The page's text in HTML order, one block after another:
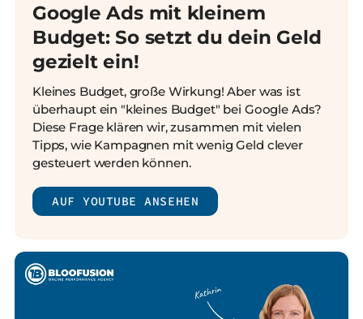
Google Ads mit kleinem
Budget: So setzt du dein Geld
gezielt ein!
Kleines Budget, große Wirkung! Aber was ist
überhaupt ein "kleines Budget" bei Google Ads?
Diese Frage klären wir, zusammen mit vielen
Tipps, wie Kampagnen mit wenig Geld clever
gesteuert werden können.
AUF YOUTUBE ANSEHEN